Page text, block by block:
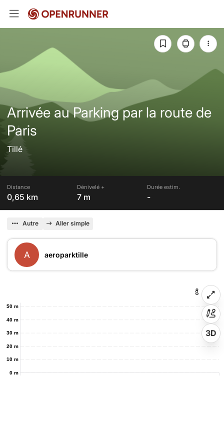
Arrivée au Parking par la route de
Paris
Tillé
Distance
0,65 km
Dénivelé +
7 m
Durée estim.
-
Autre Aller simple
A aeroparktille
0 m
10 m
20 m
30 m
40 m
50 m
3D